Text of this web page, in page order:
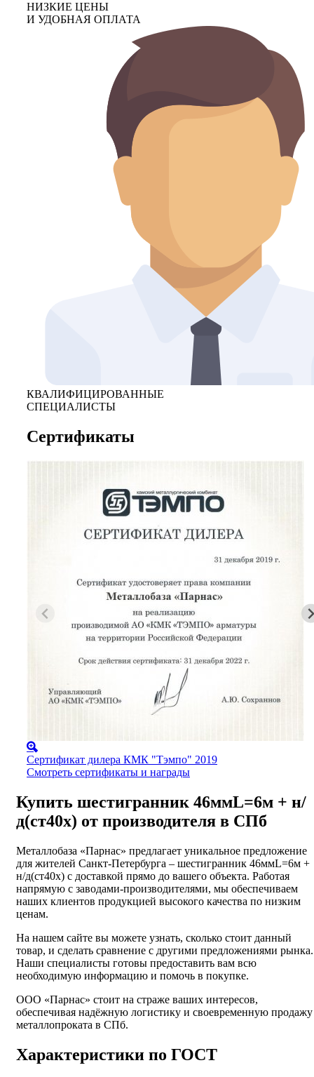
НИЗКИЕ ЦЕНЫ
И УДОБНАЯ ОПЛАТА
КВАЛИФИЦИРОВАННЫЕ
СПЕЦИАЛИСТЫ
Сертификаты
Сертификат дилера КМК "Тэмпо" 2019
Смотреть сертификаты и награды
Купить шестигранник 46ммL=6м + н/
д(ст40х) от производителя в СПб
Металлобаза «Парнас» предлагает уникальное предложение
для жителей Санкт-Петербурга – шестигранник 46ммL=6м +
н/д(ст40х) с доставкой прямо до вашего объекта. Работая
напрямую с заводами-производителями, мы обеспечиваем
наших клиентов продукцией высокого качества по низким
ценам.
На нашем сайте вы можете узнать, сколько стоит данный
товар, и сделать сравнение с другими предложениями рынка.
Наши специалисты готовы предоставить вам всю
необходимую информацию и помочь в покупке.
ООО «Парнас» стоит на страже ваших интересов,
обеспечивая надёжную логистику и своевременную продажу
металлопроката в СПб.
Характеристики по ГОСТ